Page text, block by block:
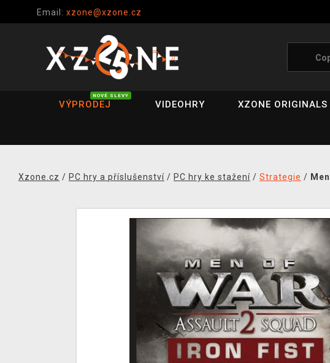
Email: xzone@xzone.cz
VÝPRODEJ
NOVÉ SLEVY
VIDEOHRY XZONE ORIGINALS
Xzone.cz / PC hry a příslušenství / PC hry ke stažení / Strategie /